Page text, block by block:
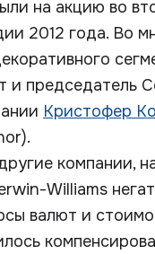
на акцию во
2012 года. Во
и председатель
Кристофер
компании,
Williams
валют и